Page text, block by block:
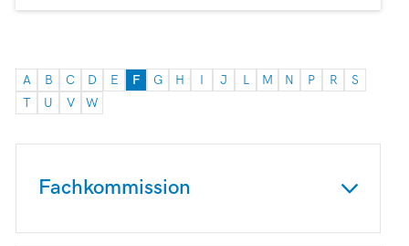
A B C D E F G H I J L M N P R
S
T
U V W
Fachkommission